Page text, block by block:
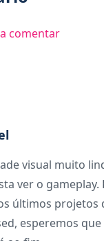
comentar
visual muito
ver o gameplay.
últimos projetos
esperemos que